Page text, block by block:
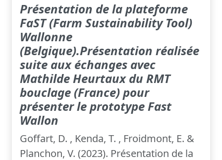
Présentation de la plateforme
FaST (Farm Sustainability Tool)
Wallonne
(Belgique).Présentation réalisée
suite aux échanges avec
Mathilde Heurtaux du RMT
bouclage (France) pour
présenter le prototype Fast
Wallon
Goffart, D. , Kenda, T. , Froidmont, E. &
Planchon, V. (2023). Présentation de la